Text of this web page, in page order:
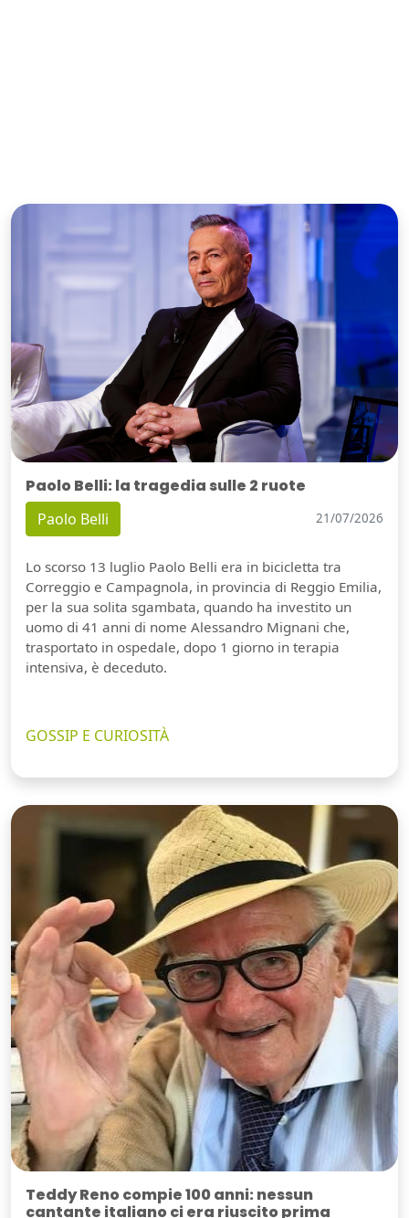
Paolo Belli: la tragedia sulle 2 ruote
Paolo Belli 21/07/2026
Lo scorso 13 luglio Paolo Belli era in bicicletta tra
Correggio e Campagnola, in provincia di Reggio Emilia,
per la sua solita sgambata, quando ha investito un
uomo di 41 anni di nome Alessandro Mignani che,
trasportato in ospedale, dopo 1 giorno in terapia
intensiva, è deceduto.
GOSSIP E CURIOSITÀ
Teddy Reno compie 100 anni: nessun
cantante italiano ci era riuscito prima